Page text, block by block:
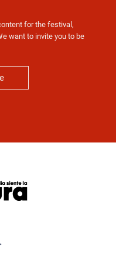
for the festival,
want to invite you to be